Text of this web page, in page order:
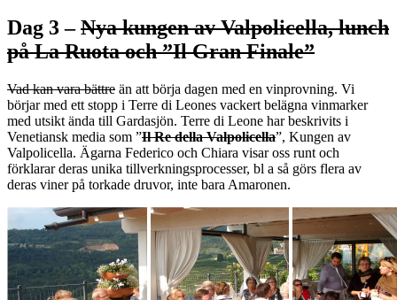
Dag 3 –Nya kungen av Valpolicella, lunch
på La Ruota och ”Il Gran Finale”
Vad kan vara bättre än att börja dagen med en vinprovning. Vi
börjar med ett stopp i Terre di Leones vackert belägna vinmarker
med utsikt ända till Gardasjön. Terre di Leone har beskrivits i
Venetiansk media som ”Il Re della Valpolicella”, Kungen av
Valpolicella. Ägarna Federico och Chiara visar oss runt och
förklarar deras unika tillverkningsprocesser, bl a så görs flera av
deras viner på torkade druvor, inte bara Amaronen.